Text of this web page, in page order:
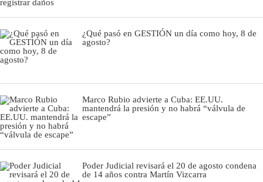
¿Qué pasó en GESTIÓN un día como hoy, 8 de
agosto?
Marco Rubio advierte a Cuba: EE.UU.
mantendrá la presión y no habrá “válvula de
escape”
Poder Judicial revisará el 20 de agosto condena
de 14 años contra Martín Vizcarra